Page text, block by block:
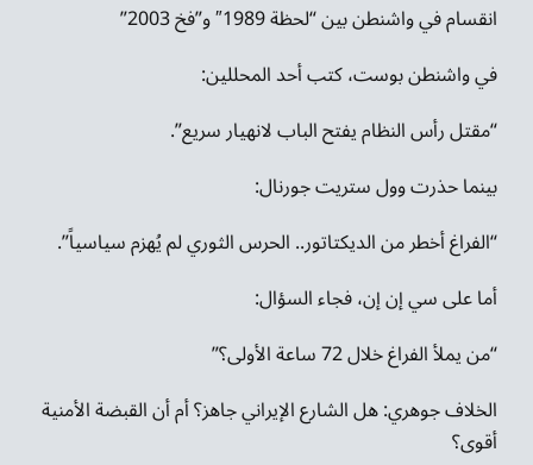
انقسام في واشنطن بين “لحظة 1989″ و”فخ 2003”
في واشنطن بوست، كتب أحد المحللين:
“مقتل رأس النظام يفتح الباب لانهيار سريع”.
بينما حذرت وول ستريت جورنال:
“الفراغ أخطر من الديكتاتور.. الحرس الثوري لم يُهزم سياسياً”.
أما على سي إن إن، فجاء السؤال:
“من يملأ الفراغ خلال 72 ساعة الأولى؟”
الخلاف جوهري: هل الشارع الإيراني جاهز؟ أم أن القبضة الأمنية
أقوى؟